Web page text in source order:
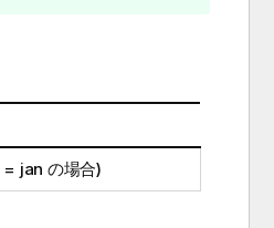
= jan の場合)